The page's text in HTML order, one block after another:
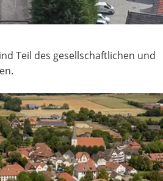
Teil des gesellschaftlichen und